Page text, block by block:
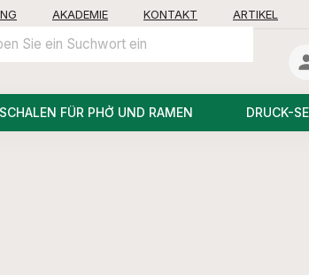
AKADEMIE KONTAKT ARTIKEL
SCHALEN FÜR PHỞ UND RAMEN DRUCK-